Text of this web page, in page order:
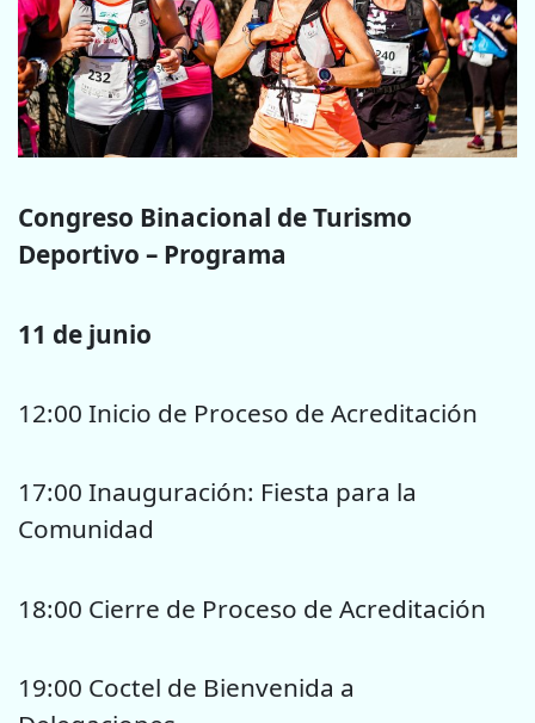
Congreso Binacional de Turismo
Deportivo – Programa
11 de junio
12:00 Inicio de Proceso de Acreditación
17:00 Inauguración: Fiesta para la
Comunidad
18:00 Cierre de Proceso de Acreditación
19:00 Coctel de Bienvenida a